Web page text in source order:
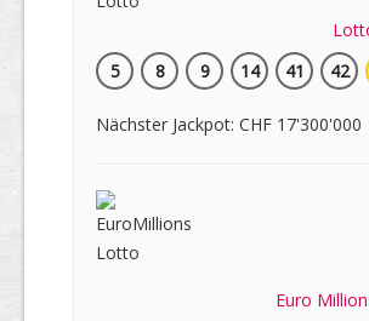
5
8 9 14 41 42
Nächster Jackpot: CHF 17'300'000
Euro